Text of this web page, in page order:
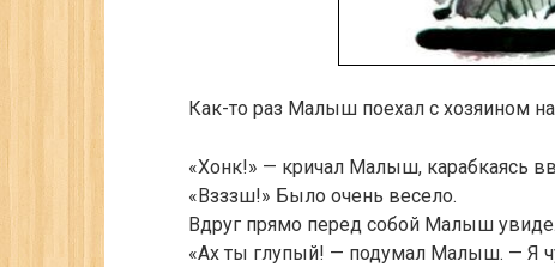
Как-то раз Малыш поехал с хозяином
«Хонк!» — кричал Малыш, карабкаясь
«Взззш!» Было очень весело.
Вдруг прямо перед собой Малыш
«Ах ты глупый! — подумал Малыш. — Я